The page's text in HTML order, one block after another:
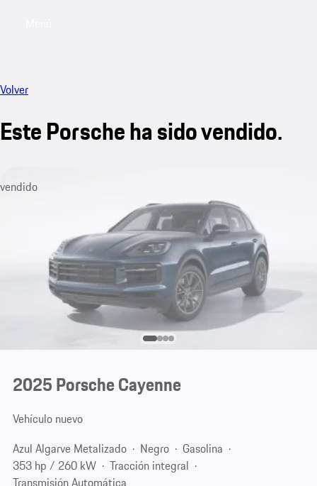
Volver
Este Porsche ha sido vendido.
vendido
2025 Porsche Cayenne
Vehículo nuevo
Azul Algarve Metalizado
Negro
Gasolina
353 hp / 260 kW
Tracción integral
Transmisión Automática